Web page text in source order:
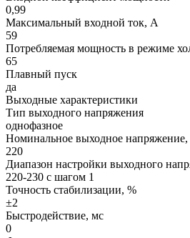
0,99
Максимальный входной ток, А
59
Потребляемая мощность в режиме
65
Плавный пуск
да
Выходные характеристики
Тип выходного напряжения
однофазное
Номинальное выходное
220
Диапазон настройки выходного
220-230 с шагом 1
Точность стабилизации, %
±2
Быстродействие, мс
0